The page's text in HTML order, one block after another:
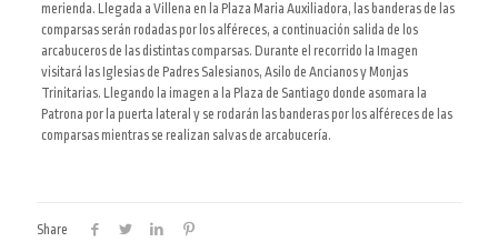
merienda. Llegada a Villena en la Plaza Maria Auxiliadora, las banderas de las
comparsas serán rodadas por los alféreces, a continuación salida de los
arcabuceros de las distintas comparsas. Durante el recorrido la Imagen
visitará las Iglesias de Padres Salesianos, Asilo de Ancianos y Monjas
Trinitarias. Llegando la imagen a la Plaza de Santiago donde asomara la
Patrona por la puerta lateral y se rodarán las banderas por los alféreces de las
comparsas mientras se realizan salvas de arcabucería.
Share